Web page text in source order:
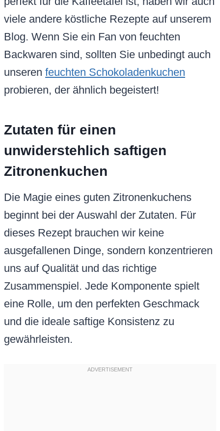
viele andere köstliche Rezepte auf unserem
Blog. Wenn Sie ein Fan von feuchten
Backwaren sind, sollten Sie unbedingt auch
unseren feuchten Schokoladenkuchen
probieren, der ähnlich begeistert!
Zutaten für einen
unwiderstehlich saftigen
Zitronenkuchen
Die Magie eines guten Zitronenkuchens
beginnt bei der Auswahl der Zutaten. Für
dieses Rezept brauchen wir keine
ausgefallenen Dinge, sondern konzentrieren
uns auf Qualität und das richtige
Zusammenspiel. Jede Komponente spielt
eine Rolle, um den perfekten Geschmack
und die ideale saftige Konsistenz zu
gewährleisten.